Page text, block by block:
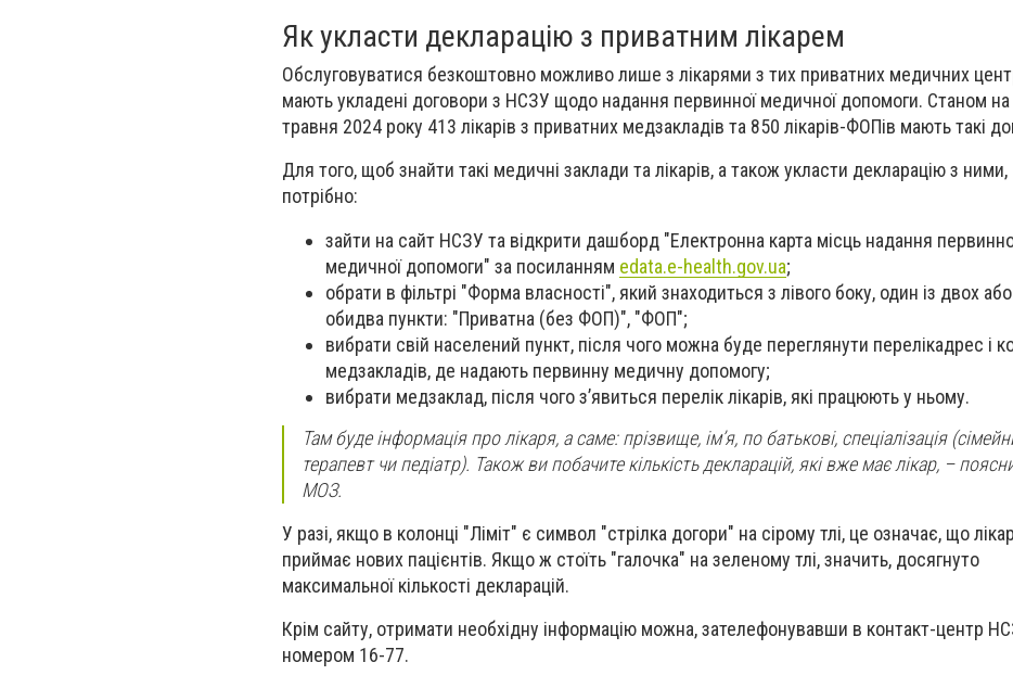
Як укласти декларацію з приватним лікарем
Обслуговуватися безкоштовно можливо лише з лікарями з тих приватних медичних
мають укладені договори з НСЗУ щодо надання первинної медичної допомоги. Станом на
травня 2024 року 413 лікарів з приватних медзакладів та 850 лікарів-ФОПів мають такі
Для того, щоб знайти такі медичні заклади та лікарів, а також укласти декларацію з ними,
потрібно:
зайти на сайт НСЗУ та відкрити дашборд "Електронна карта місць надання
медичної допомоги" за посиланням edata.e-health.gov.ua;
обрати в фільтрі "Форма власності", який знаходиться з лівого боку, один із двох
обидва пункти: "Приватна (без ФОП)", "ФОП";
вибрати свій населений пункт, після чого можна буде переглянути перелікадрес і
медзакладів, де надають первинну медичну допомогу;
вибрати медзаклад, після чого з’явиться перелік лікарів, які працюють у ньому.
Там буде інформація про лікаря, а саме: прізвище, ім’я, по батькові, спеціалізація
терапевт чи педіатр). Також ви побачите кількість декларацій, які вже має лікар, –
МОЗ.
У разі, якщо в колонці "Ліміт" є символ "стрілка догори" на сірому тлі, це означає, що лікар
приймає нових пацієнтів. Якщо ж стоїть "галочка" на зеленому тлі, значить, досягнуто
максимальної кількості декларацій.
Крім сайту, отримати необхідну інформацію можна, зателефонувавши в контакт-центр
номером 16-77.